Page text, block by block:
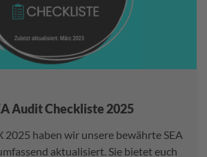
Audit Checkliste 2025
2025 haben wir unsere bewährte SEA
aktualisiert. Sie bietet euch